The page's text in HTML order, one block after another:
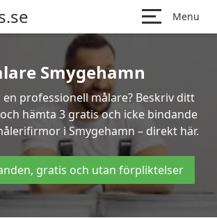
Menu
Smygehamn
professionell målare? Beskriv ditt
hämta 3 gratis och icke bindande
i Smygehamn – direkt här.
gratis och utan förpliktelser